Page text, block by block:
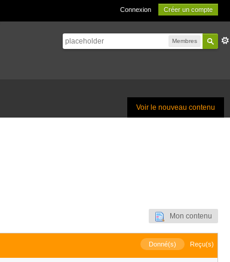
Connexion Créer un compte
Membres
Voir le nouveau contenu
Mon contenu
Donné(s) Reçu(s)